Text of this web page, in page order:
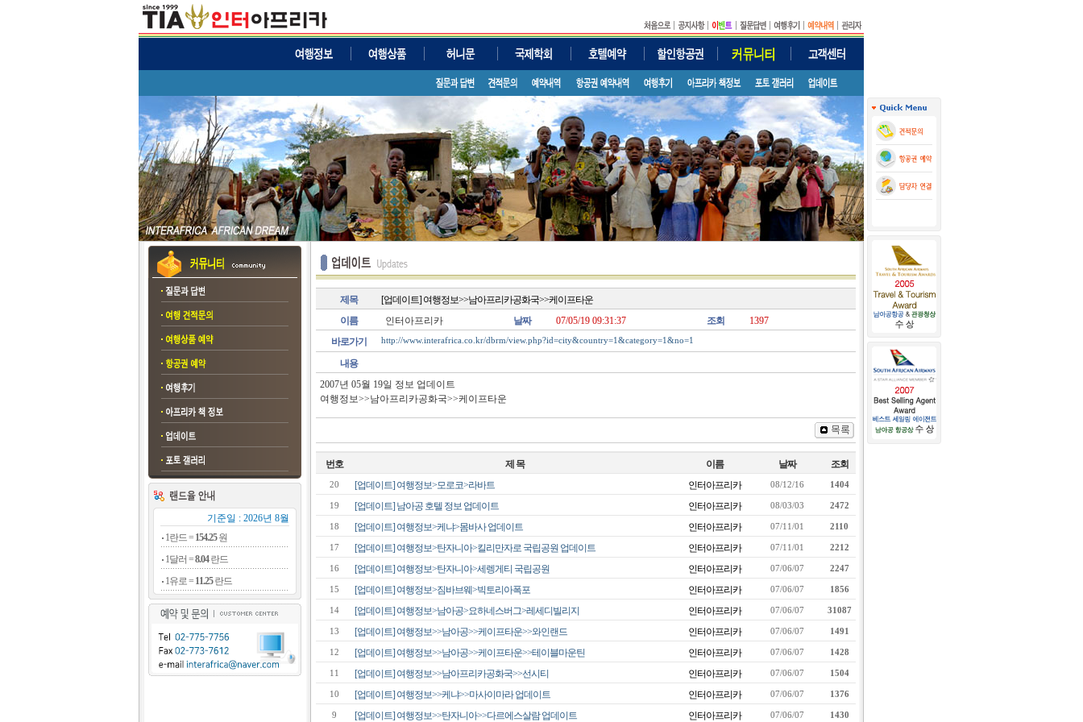
기준일 : 2026년 8월
1란드 = 154.25원
1달러 =8.04란드
1유로 = 11.25란드
제목
[업데이트] 여행정보>>남아프리카공화국>>케이프타운
이름
인터아프리카 날짜 07/05/19 09:31:37 조회
1397
바로가기
http://www.interafrica.co.kr/dbrm/view.php?id=city&country=1&category=1&no=1
내용
2007년 05월 19일 정보 업데이트
여행정보>>남아프리카공화국>>케이프타운
번호 제 목 이름 날짜 조회
20 [업데이트] 여행정보>모로코>라바트 인터아프리카 08/12/16 1404
19 [업데이트] 남아공 호텔 정보 업데이트 인터아프리카 08/03/03 2472
18 [업데이트] 여행정보>케냐>몸바사 업데이트 인터아프리카 07/11/01 2110
17 [업데이트] 여행정보>탄자니아>킬리만자로 국립공원 업데이트 인터아프리카 07/11/01 2212
16 [업데이트] 여행정보>탄자니아>세렝게티 국립공원 인터아프리카 07/06/07 2247
15 [업데이트] 여행정보>짐바브웨>빅토리아폭포 인터아프리카 07/06/07 1856
14 [업데이트] 여행정보>남아공>요하네스버그>레세디빌리지 인터아프리카 07/06/07 31087
13 [업데이트] 여행정보>>남아공>>케이프타운>>와인랜드 인터아프리카 07/06/07 1491
12 [업데이트] 여행정보>>남아공>>케이프타운>>테이블마운틴 인터아프리카 07/06/07 1428
11 [업데이트] 여행정보>>남아프리카공화국>>선시티 인터아프리카 07/06/07 1504
10 [업데이트] 여행정보>>케냐>>마사이마라 업데이트 인터아프리카 07/06/07 1376
9 [업데이트] 여행정보>>탄자니아>>다르에스살람 업데이트 인터아프리카 07/06/07 1430